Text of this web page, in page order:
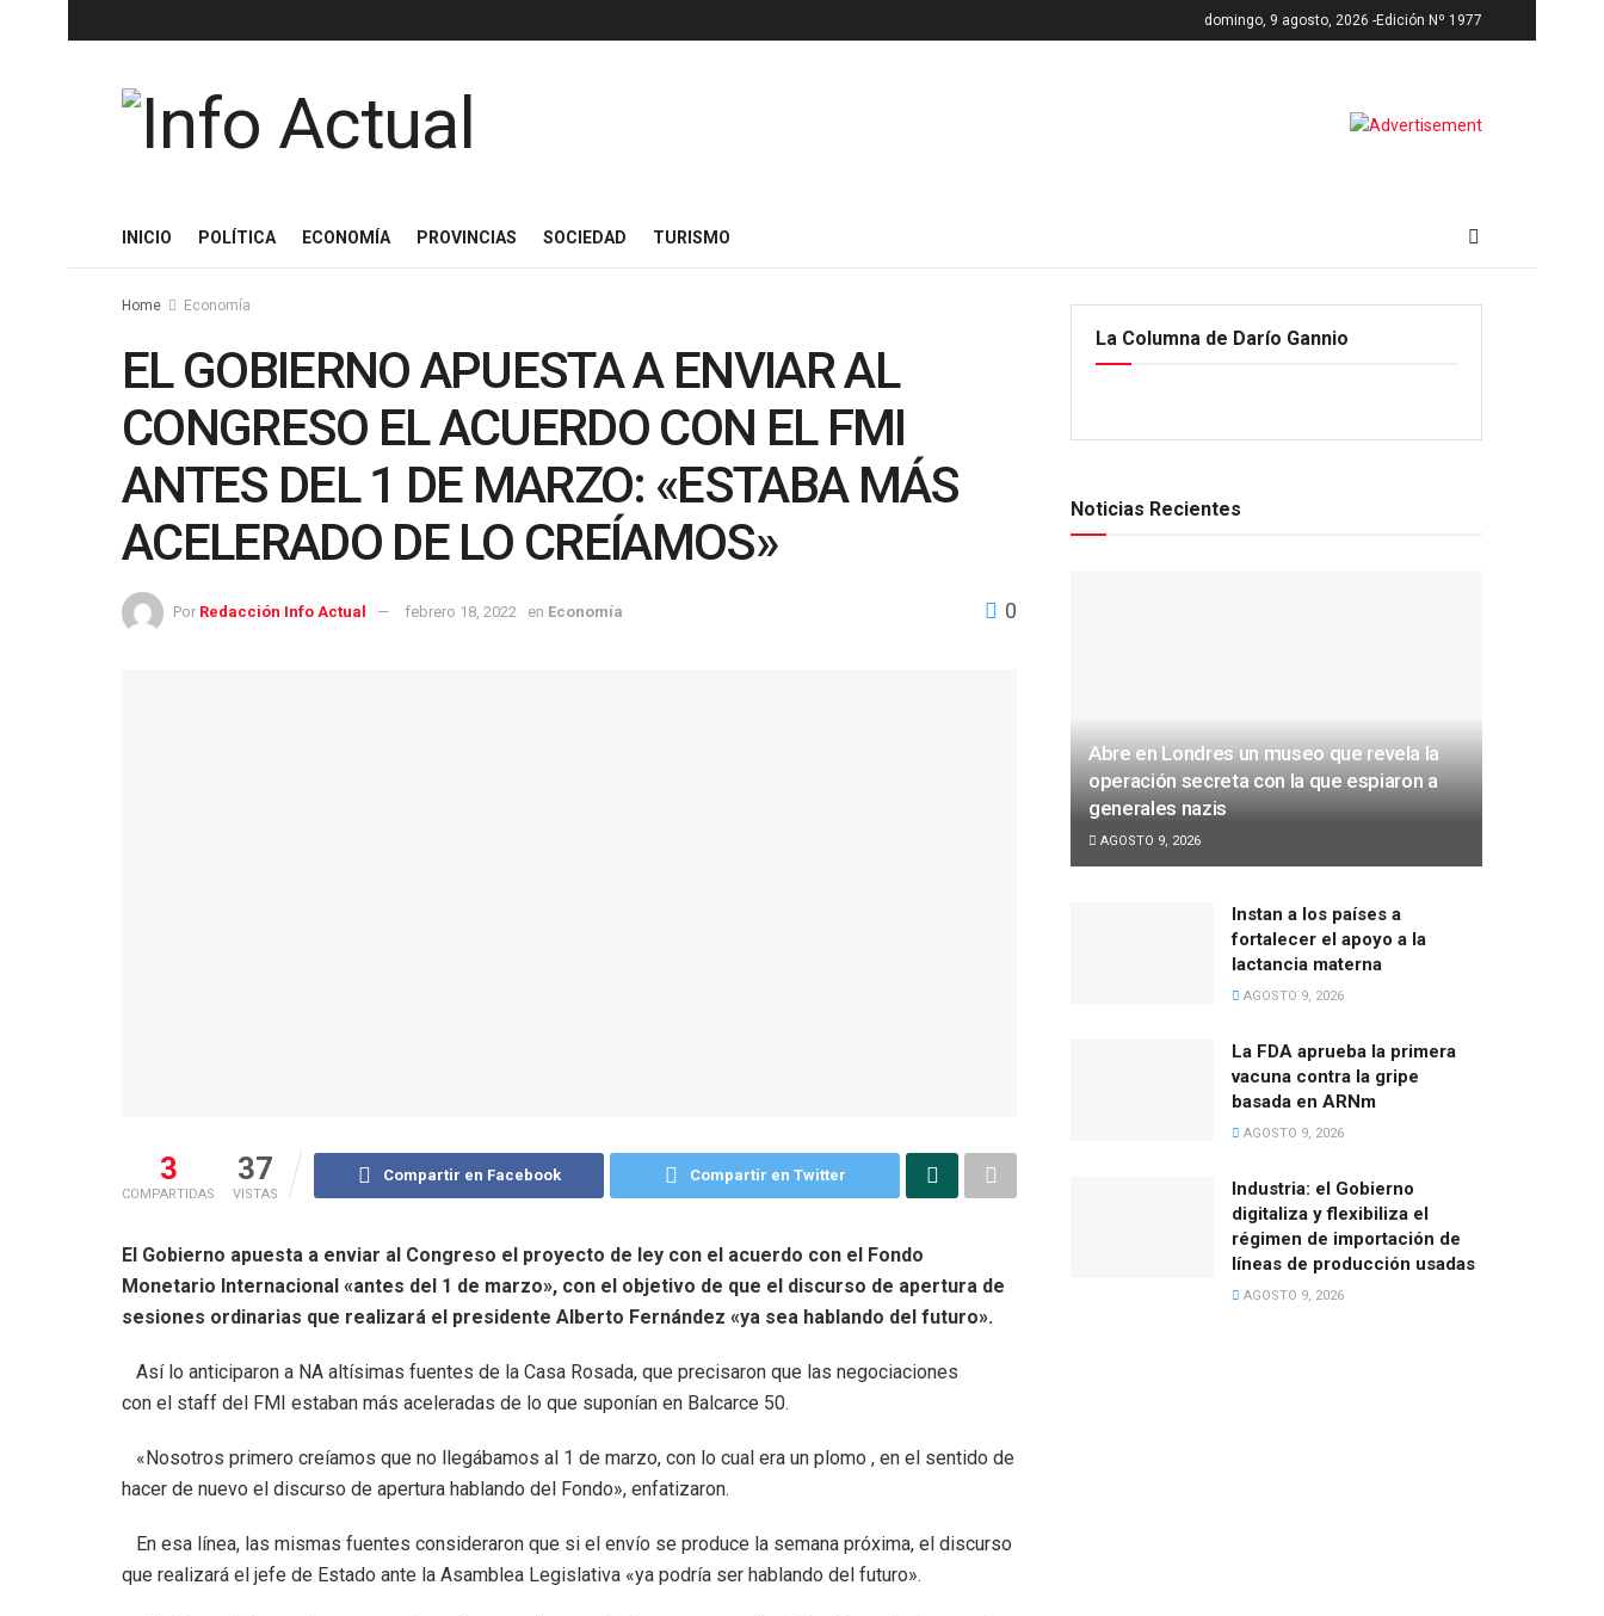
domingo, 9 agosto, 2026 -Edición Nº 1977
INICIO POLÍTICA ECONOMÍA PROVINCIAS SOCIEDAD TURISMO
Home Economía
EL GOBIERNO APUESTA A ENVIAR AL
CONGRESO EL ACUERDO CON EL FMI
ANTES DEL 1 DE MARZO: «ESTABA MÁS
ACELERADO DE LO CREÍAMOS»
Por Redacción Info Actual febrero 18, 2022 en Economía 0
3
COMPARTIDAS
37
VISTAS
Compartir en Facebook Compartir en Twitter
El Gobierno apuesta a enviar al Congreso el proyecto de ley con el acuerdo con el Fondo
Monetario Internacional «antes del 1 de marzo», con el objetivo de que el discurso de apertura de
sesiones ordinarias que realizará el presidente Alberto Fernández «ya sea hablando del futuro».
Así lo anticiparon a NA altísimas fuentes de la Casa Rosada, que precisaron que las negociaciones
con el staff del FMI estaban más aceleradas de lo que suponían en Balcarce 50.
«Nosotros primero creíamos que no llegábamos al 1 de marzo, con lo cual era un plomo , en el sentido de
hacer de nuevo el discurso de apertura hablando del Fondo», enfatizaron.
En esa línea, las mismas fuentes consideraron que si el envío se produce la semana próxima, el discurso
que realizará el jefe de Estado ante la Asamblea Legislativa «ya podría ser hablando del futuro».
La Columna de Darío Gannio
Noticias Recientes
Abre en Londres un museo que revela la
operación secreta con la que espiaron a
generales nazis
AGOSTO 9, 2026
Instan a los países a
fortalecer el apoyo a la
lactancia materna
AGOSTO 9, 2026
La FDA aprueba la primera
vacuna contra la gripe
basada en ARNm
AGOSTO 9, 2026
Industria: el Gobierno
digitaliza y flexibiliza el
régimen de importación de
líneas de producción usadas
AGOSTO 9, 2026